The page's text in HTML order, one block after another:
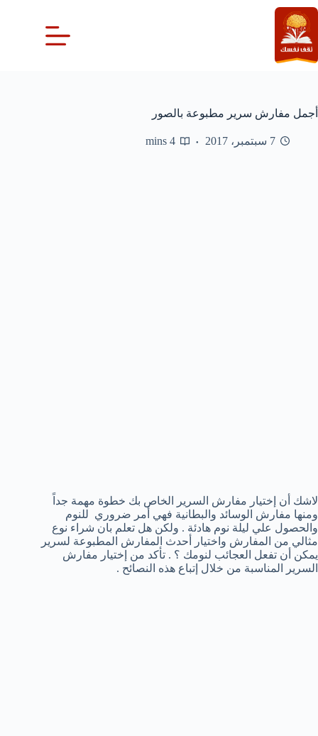
التجاوز
إلى
المحتوى
أجمل مفارش سرير مطبوعة بالصور
7 سبتمبر، 2017 4 mins
لاشك أن إختيار مفارش السرير الخاص بك خطوة مهمة جداً
ومنها مفارش الوسائد والبطانية فهي أمر ضروري للنوم
والحصول علي ليلة نوم هادئة . ولكن هل تعلم بان شراء نوع
مثالي من المفارش واختيار أحدث المفارش المطبوعة لسرير
يمكن أن تفعل العجائب لنومك ؟ . تأكد من إختيار مفارش
السرير المناسبة من خلال إتباع هذه النصائح .